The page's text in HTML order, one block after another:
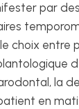
par
choix entre
la
en